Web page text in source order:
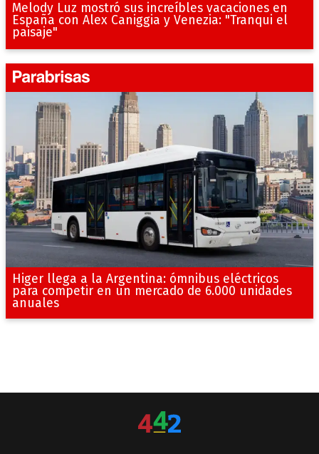
Melody Luz mostró sus increíbles vacaciones en
España con Alex Caniggia y Venezia: "Tranqui el
paisaje"
Higer llega a la Argentina: ómnibus eléctricos
para competir en un mercado de 6.000 unidades
anuales